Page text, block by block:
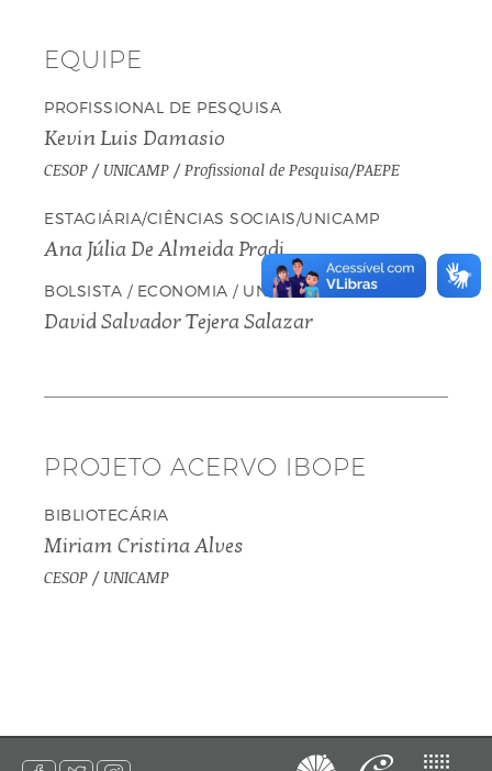
EQUIPE
PROFISSIONAL DE PESQUISA
Kevin Luis Damasio
CESOP / UNICAMP / Profissional de Pesquisa/PAEPE
ESTAGIÁRIA/CIÊNCIAS SOCIAIS/UNICAMP
Ana Júlia De Almeida Pradi
BOLSISTA / ECONOMIA / UNICAMP
David Salvador Tejera Salazar
PROJETO ACERVO IBOPE
BIBLIOTECÁRIA
Miriam Cristina Alves
CESOP / UNICAMP